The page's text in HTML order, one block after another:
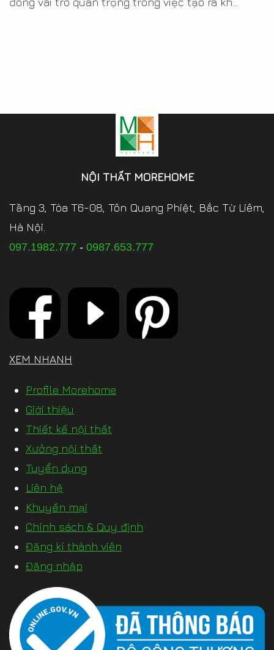
NỘI THẤT MOREHOME
Tầng 3, Tòa T6-08, Tôn Quang Phiệt, Bắc Từ Liêm,
Hà Nội.
097.1982.777 - 0987.653.777
XEM NHANH
Profile Morehome
Giới thiệu
Thiết kế nội thất
Xưởng nội thất
Tuyển dụng
Liên hệ
Khuyến mại
Chính sách & Quy định
Đăng kí thành viên
Đăng nhập